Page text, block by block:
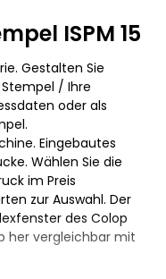
ISPM 15
Gestalten Sie
/ Ihre
oder als
Eingebautes
Wählen Sie die
im Preis
zur Auswahl. Der
des Colop
her vergleichbar mit